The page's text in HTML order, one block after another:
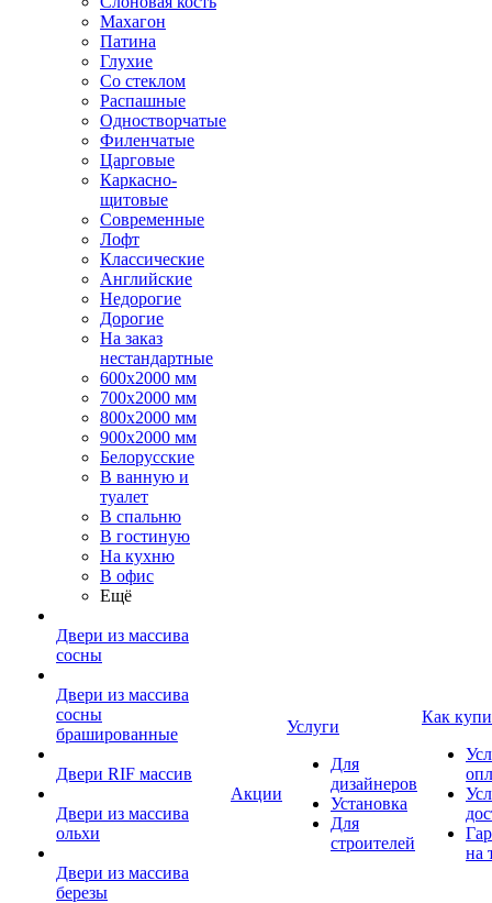
Махагон
Патина
Глухие
Со стеклом
Распашные
Одностворчатые
Филенчатые
Царговые
Каркасно-
щитовые
Современные
Лофт
Классические
Английские
Недорогие
Дорогие
На заказ
нестандартные
600х2000 мм
700х2000 мм
800х2000 мм
900х2000 мм
Белорусские
В ванную и
туалет
В спальню
В гостиную
На кухню
В офис
Ещё
Двери из массива
сосны
Двери из массива
сосны
брашированные
Двери RIF массив
Двери из массива
ольхи
Двери из массива
березы
Акции
Услуги
Для
дизайнеров
Установка
Для
строителей
Как
на